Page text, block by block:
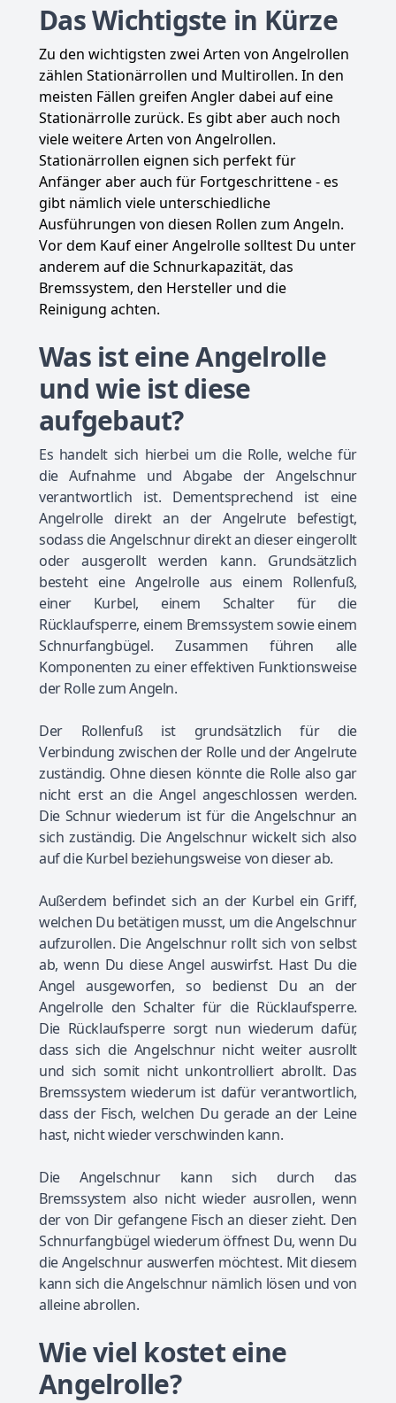
Das Wichtigste in Kürze
Zu den wichtigsten zwei Arten von Angelrollen
zählen Stationärrollen und Multirollen. In den
meisten Fällen greifen Angler dabei auf eine
Stationärrolle zurück. Es gibt aber auch noch
viele weitere Arten von Angelrollen.
Stationärrollen eignen sich perfekt für
Anfänger aber auch für Fortgeschrittene - es
gibt nämlich viele unterschiedliche
Ausführungen von diesen Rollen zum Angeln.
Vor dem Kauf einer Angelrolle solltest Du unter
anderem auf die Schnurkapazität, das
Bremssystem, den Hersteller und die
Reinigung achten.
Was ist eine Angelrolle
und wie ist diese
aufgebaut?
Es handelt sich hierbei um die Rolle, welche für
die Aufnahme und Abgabe der Angelschnur
verantwortlich ist. Dementsprechend ist eine
Angelrolle direkt an der Angelrute befestigt,
sodass die Angelschnur direkt an dieser eingerollt
oder ausgerollt werden kann. Grundsätzlich
besteht eine Angelrolle aus einem Rollenfuß,
einer Kurbel, einem Schalter für die
Rücklaufsperre, einem Bremssystem sowie einem
Schnurfangbügel. Zusammen führen alle
Komponenten zu einer effektiven Funktionsweise
der Rolle zum Angeln.
Der Rollenfuß ist grundsätzlich für die
Verbindung zwischen der Rolle und der Angelrute
zuständig. Ohne diesen könnte die Rolle also gar
nicht erst an die Angel angeschlossen werden.
Die Schnur wiederum ist für die Angelschnur an
sich zuständig. Die Angelschnur wickelt sich also
auf die Kurbel beziehungsweise von dieser ab.
Außerdem befindet sich an der Kurbel ein Griff,
welchen Du betätigen musst, um die Angelschnur
aufzurollen. Die Angelschnur rollt sich von selbst
ab, wenn Du diese Angel auswirfst. Hast Du die
Angel ausgeworfen, so bedienst Du an der
Angelrolle den Schalter für die Rücklaufsperre.
Die Rücklaufsperre sorgt nun wiederum dafür,
dass sich die Angelschnur nicht weiter ausrollt
und sich somit nicht unkontrolliert abrollt. Das
Bremssystem wiederum ist dafür verantwortlich,
dass der Fisch, welchen Du gerade an der Leine
hast, nicht wieder verschwinden kann.
Die Angelschnur kann sich durch das
Bremssystem also nicht wieder ausrollen, wenn
der von Dir gefangene Fisch an dieser zieht. Den
Schnurfangbügel wiederum öffnest Du, wenn Du
die Angelschnur auswerfen möchtest. Mit diesem
kann sich die Angelschnur nämlich lösen und von
alleine abrollen.
Wie viel kostet eine
Angelrolle?